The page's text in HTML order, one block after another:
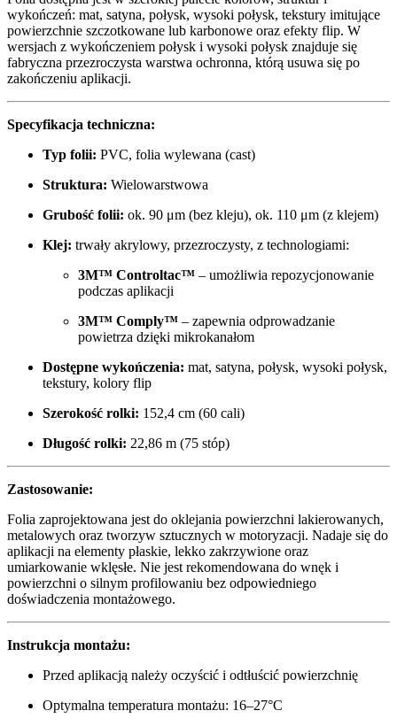
wykończeń: mat, satyna, połysk, wysoki połysk, tekstury imitujące
powierzchnie szczotkowane lub karbonowe oraz efekty flip. W
wersjach z wykończeniem połysk i wysoki połysk znajduje się
fabryczna przezroczysta warstwa ochronna, którą usuwa się po
zakończeniu aplikacji.
Specyfikacja techniczna:
Typ folii: PVC, folia wylewana (cast)
Struktura: Wielowarstwowa
Grubość folii: ok. 90 μm (bez kleju), ok. 110 μm (z klejem)
Klej: trwały akrylowy, przezroczysty, z technologiami:
3M™ Controltac™ – umożliwia repozycjonowanie
podczas aplikacji
3M™ Comply™ – zapewnia odprowadzanie
powietrza dzięki mikrokanałom
Dostępne wykończenia: mat, satyna, połysk, wysoki połysk,
tekstury, kolory flip
Szerokość rolki: 152,4 cm (60 cali)
Długość rolki: 22,86 m (75 stóp)
Zastosowanie:
Folia zaprojektowana jest do oklejania powierzchni lakierowanych,
metalowych oraz tworzyw sztucznych w motoryzacji. Nadaje się do
aplikacji na elementy płaskie, lekko zakrzywione oraz
umiarkowanie wklęsłe. Nie jest rekomendowana do wnęk i
powierzchni o silnym profilowaniu bez odpowiedniego
doświadczenia montażowego.
Instrukcja montażu:
Przed aplikacją należy oczyścić i odtłuścić powierzchnię
Optymalna temperatura montażu: 16–27°C